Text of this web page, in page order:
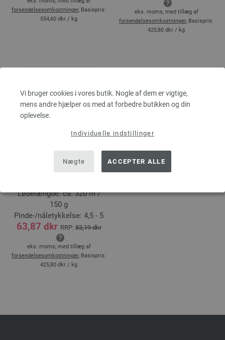
Vi bruger cookies i vores butik. Nogle af dem er vigtige,
mens andre hjælper os med at forbedre butikken og din
oplevelse.
Individuelle indstillinger
Nægte ACCEPTER ALLE
forsendelsesomkostninger, Basispris:
554,60 dkr / kg
eks. moms, med tillæg af
forsendelsesomkostninger, Basispris:
425,80 dkr / kg
150g Multi
80 % Ren, ny uld, 20 %
Løbelængde: ca. 320 m /
150 g
Pinde-/nåletykkelse: 4,5 - 5
63,87 dkr RRP:83,19 dkr
eks. moms, med tillæg af
forsendelsesomkostninger, Basispris:
425,80 dkr / kg